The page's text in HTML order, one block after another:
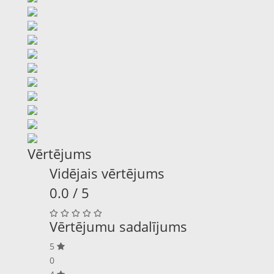
Vērtējums
Vidējais vērtējums
0.0 / 5
Vērtējumu sadalījums
5
0